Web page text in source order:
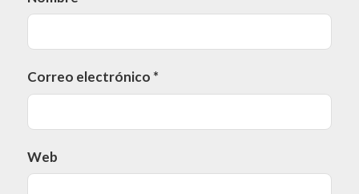
Correo electrónico *
Web